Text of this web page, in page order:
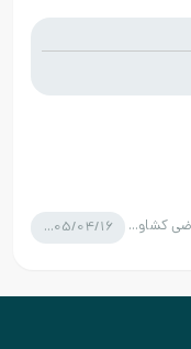
زمین و اراضی کشاورزی 1405/04/16